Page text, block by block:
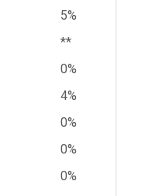
5%
**
0%
4%
0%
0%
0%